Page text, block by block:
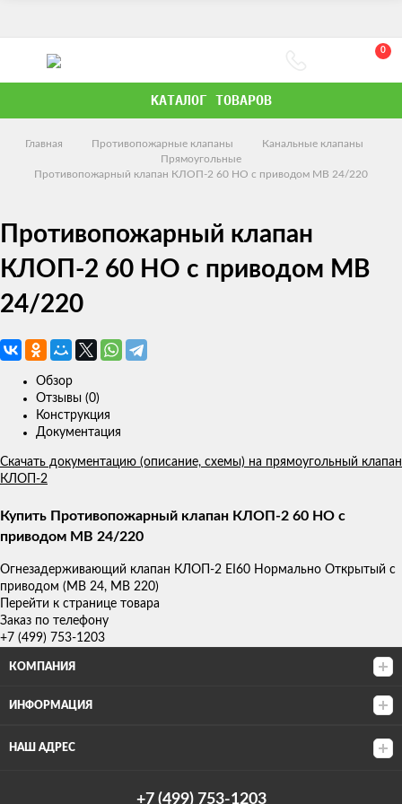
0
КАТАЛОГ ТОВАРОВ
Главная Противопожарные клапаны
Канальные клапаны
Прямоугольные
Противопожарный клапан КЛОП-2 60 НО с приводом MB 24/220
Противопожарный клапан
КЛОП-2 60 НО с приводом MB
24/220
Обзор
Отзывы (0)
Конструкция
Документация
Скачать документацию (описание, схемы) на прямоугольный клапан
КЛОП-2
Купить Противопожарный клапан КЛОП-2 60 НО с
приводом MB 24/220
Огнезадерживающий клапан КЛОП-2 ЕI60 Нормально Открытый с
приводом (МВ 24, МВ 220)
Перейти к странице товара
Заказ по телефону
+7 (499) 753-1203
КОМПАНИЯ
ИНФОРМАЦИЯ
НАШ АДРЕС
+7 (499) 753-1203